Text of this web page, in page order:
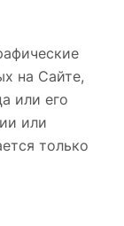
на Сайте,
или его
или
только